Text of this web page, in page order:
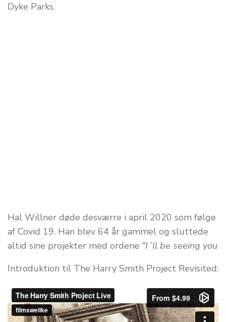
Dyke Parks.
Hal Willner døde desværre i april 2020 som følge
af Covid 19. Han blev 64 år gammel og sluttede
altid sine projekter med ordene "I´ll be seeing you
Introduktion til The Harry Smith Project Revisited: